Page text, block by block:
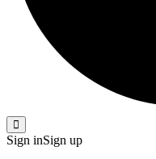
Sign inSign up